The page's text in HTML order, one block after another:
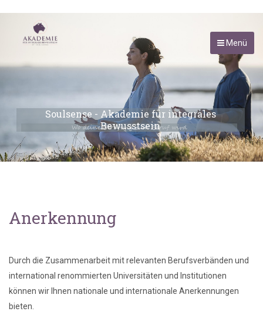
Menü
Wo deine Berufung zum Beruf wird
Soulsense - Akademie für integrales
Bewusstsein
Anerkennung
Durch die Zusammenarbeit mit relevanten Berufsverbänden und
international renommierten Universitäten und Institutionen
können wir Ihnen nationale und internationale Anerkennungen
bieten.